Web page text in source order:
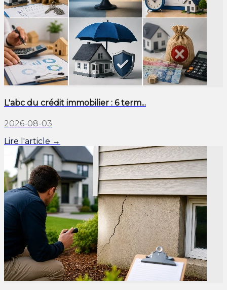
L'abc du crédit immobilier : 6 term...
2026-08-03
Lire l'article →